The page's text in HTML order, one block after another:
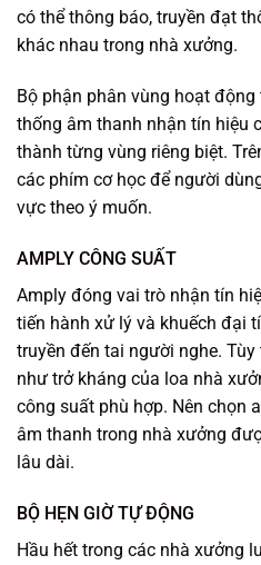
có thể thông báo, truyền đạt
khác nhau trong nhà xưởng.
Bộ phận phân vùng hoạt
thống âm thanh nhận tín hiệu
thành từng vùng riêng biệt.
các phím cơ học để người
vực theo ý muốn.
AMPLY CÔNG SUẤT
Amply đóng vai trò nhận tín
tiến hành xử lý và khuếch đại
truyền đến tai người nghe.
như trở kháng của loa nhà
công suất phù hợp. Nên chọn
âm thanh trong nhà xưởng
lâu dài.
BỘ HẸN GIỜ TỰ ĐỘNG
Hầu hết trong các nhà xưởng